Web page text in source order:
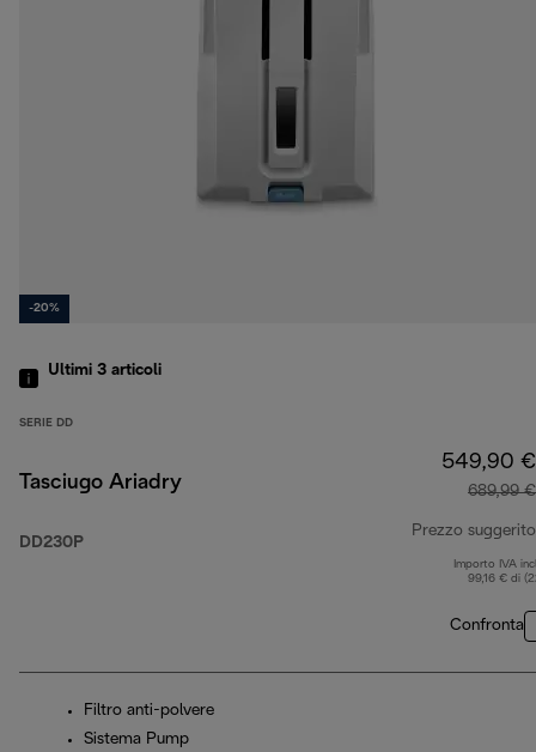
-20%
Ultimi 3 articoli
SERIE DD
Tasciugo Ariadry
DD230P
549,90 €
689,99 €
Prezzo suggerito
Importo IVA
99,16 € di
Confronta
Filtro anti-polvere
Sistema Pump